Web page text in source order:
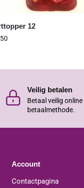
12
Veilig betalen
Betaal veilig
betaalmethode.
Account
Contactpagina